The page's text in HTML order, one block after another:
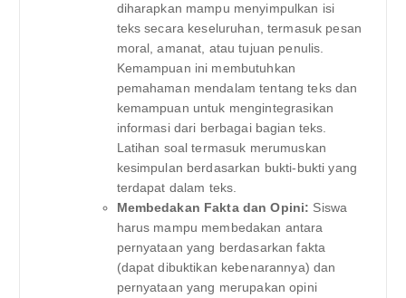
diharapkan mampu menyimpulkan isi
teks secara keseluruhan, termasuk pesan
moral, amanat, atau tujuan penulis.
Kemampuan ini membutuhkan
pemahaman mendalam tentang teks dan
kemampuan untuk mengintegrasikan
informasi dari berbagai bagian teks.
Latihan soal termasuk merumuskan
kesimpulan berdasarkan bukti-bukti yang
terdapat dalam teks.
Membedakan Fakta dan Opini: Siswa
harus mampu membedakan antara
pernyataan yang berdasarkan fakta
(dapat dibuktikan kebenarannya) dan
pernyataan yang merupakan opini